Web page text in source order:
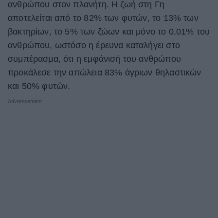
ανθρώπου στον πλανήτη. Η ζωή στη Γη
αποτελείται από το 82% των φυτών, το 13% των
βακτηρίων, το 5% των ζώων και μόνο το 0,01% του
ανθρώπου, ωστόσο η έρευνα καταλήγει στο
συμπέρασμα, ότι η εμφάνισή του ανθρώπου
προκάλεσε την απώλεια 83% άγριων θηλαστικών
και 50% φυτών.